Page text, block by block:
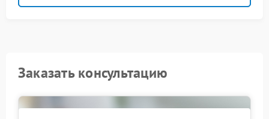
Заказать консультацию